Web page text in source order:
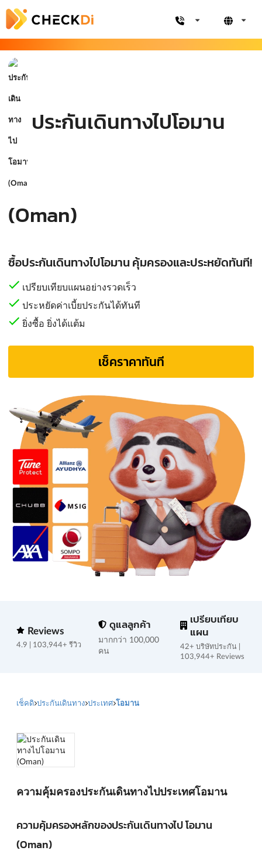
ประกันเดินทางไปโอมาน
(Oman)
ซื้อประกันเดินทางไปโอมาน คุ้มครองและประหยัดทันที!
เปรียบเทียบแผนอย่างรวดเร็ว
ประหยัดค่าเบี้ยประกันได้ทันที
ยิ่งซื้อ ยิ่งได้แต้ม
เช็คราคาทันที
Reviews
4.9 | 103,944+ รีวิว
ดูแลลูกค้า
มากกว่า 100,000
คน
เปรียบเทียบ
แผน
42+ บริษัทประกัน |
103,944+ Reviews
เช็คดิ ประกันเดินทาง ประเทศ โอมาน
ความคุ้มครองประกันเดินทางไปประเทศโอมาน
ความคุ้มครองหลักของประกันเดินทางไป โอมาน
(Oman)